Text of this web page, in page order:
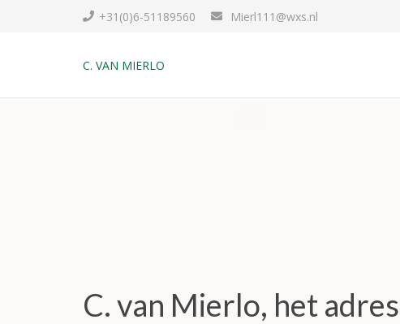
+31(0)6-51189560 Mierl111@wxs.nl
C. VAN MIERLO
C. van Mierlo, het